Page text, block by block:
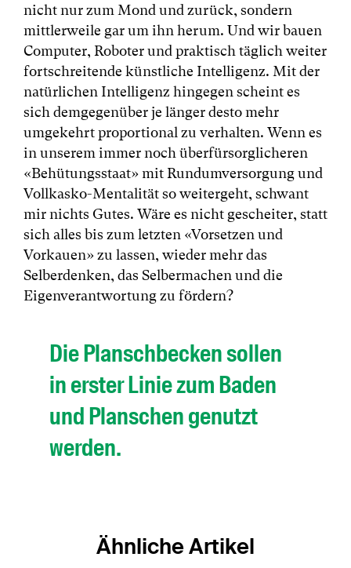
nicht nur zum Mond und zurück, sondern
mittlerweile gar um ihn herum. Und wir bauen
Computer, Roboter und praktisch täglich weiter
fortschreitende künstliche Intelligenz. Mit der
natürlichen Intelligenz hingegen scheint es
sich demgegenüber je länger desto mehr
umgekehrt proportional zu verhalten. Wenn es
in unserem immer noch überfürsorglicheren
«Behütungsstaat» mit Rundumversorgung und
Vollkasko-Mentalität so weitergeht, schwant
mir nichts Gutes. Wäre es nicht gescheiter, statt
sich alles bis zum letzten «Vorsetzen und
Vorkauen» zu lassen, wieder mehr das
Selberdenken, das Selbermachen und die
Eigenverantwortung zu fördern?
Die Planschbecken sollen
in erster Linie zum Baden
und Planschen genutzt
werden.
Ähnliche Artikel